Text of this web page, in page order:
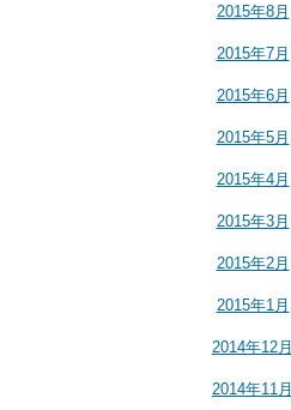
2015年8月
2015年7月
2015年6月
2015年5月
2015年4月
2015年3月
2015年2月
2015年1月
2014年12月
2014年11月